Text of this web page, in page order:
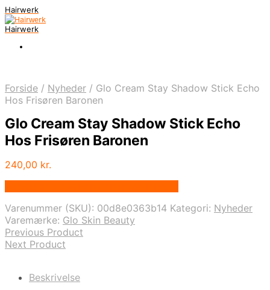
Hairwerk
Hairwerk
Forside / Nyheder / Glo Cream Stay Shadow Stick Echo
Hos Frisøren Baronen
Glo Cream Stay Shadow Stick Echo
Hos Frisøren Baronen
240,00 kr.
Varenummer (SKU): 00d8e0363b14 Kategori: Nyheder
Varemærke: Glo Skin Beauty
Previous Product
Next Product
Beskrivelse